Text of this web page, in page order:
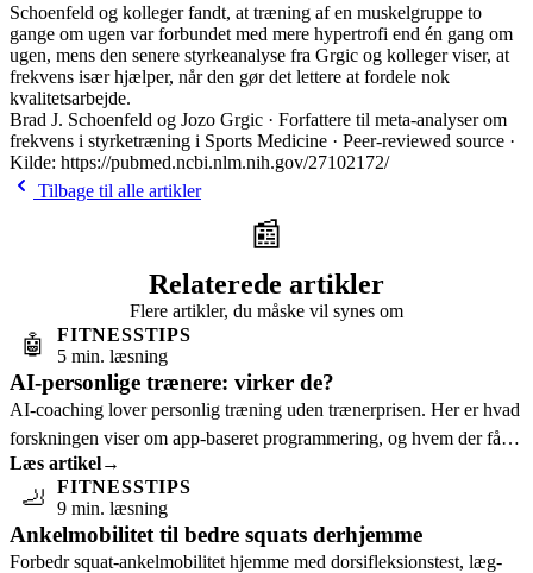
Schoenfeld og kolleger fandt, at træning af en muskelgruppe to
gange om ugen var forbundet med mere hypertrofi end én gang om
ugen, mens den senere styrkeanalyse fra Grgic og kolleger viser, at
frekvens især hjælper, når den gør det lettere at fordele nok
kvalitetsarbejde.
Brad J. Schoenfeld og Jozo Grgic · Forfattere til meta-analyser om
frekvens i styrketræning i Sports Medicine · Peer-reviewed source ·
Kilde: https://pubmed.ncbi.nlm.nih.gov/27102172/
Tilbage til alle artikler
📰
Relaterede artikler
Flere artikler, du måske vil synes om
🤖
FITNESSTIPS
5 min. læsning
AI-personlige trænere: virker de?
AI-coaching lover personlig træning uden trænerprisen. Her er hvad
forskningen viser om app-baseret programmering, og hvem der får
mest ud af det.
Læs artikel→
🦶
FITNESSTIPS
9 min. læsning
Ankelmobilitet til bedre squats derhjemme
Forbedr squat-ankelmobilitet hjemme med dorsifleksionstest, læg-